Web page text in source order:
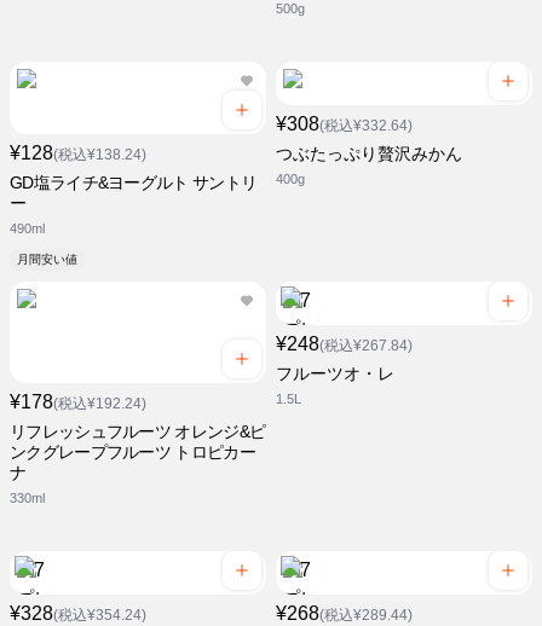
500g
¥128(税込¥138.24)
GD塩ライチ&ヨーグルト サントリ
ー
490ml
月間安い値
¥308(税込¥332.64)
つぶたっぷり贅沢みかん
400g
¥178(税込¥192.24)
リフレッシュフルーツ オレンジ&ピ
ンクグレープフルーツ トロピカー
ナ
330ml
¥248(税込¥267.84)
フルーツオ・レ
1.5L
¥328(税込¥354.24) ¥268(税込¥289.44)